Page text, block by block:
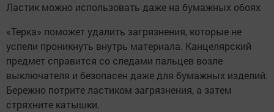
Ластик можно использовать даже на бумажных обоях
«Терка» поможет удалить загрязнения, которые не
успели проникнуть внутрь материала. Канцелярский
предмет справится со следами пальцев возле
выключателя и безопасен даже для бумажных изделий.
Бережно потрите ластиком загрязнения, а затем
стряхните катышки.